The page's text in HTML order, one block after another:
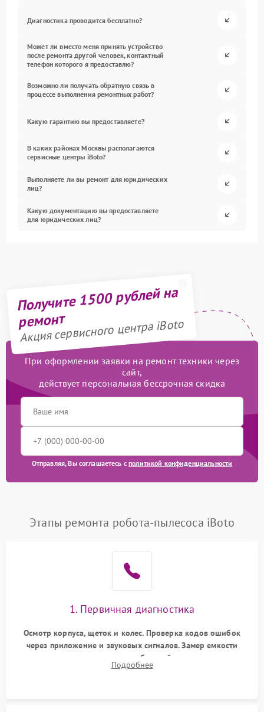
Диагностика проводится бесплатно?
Может ли вместо меня принять устройство
после ремонта другой человек, контактный
телефон которого я предоставлю?
Возможно ли получать обратную связь в
процессе выполнения ремонтных работ?
Какую гарантию вы предоставляете?
В каких районах Москвы располагаются
сервисные центры iBoto?
Выполняете ли вы ремонт для юридических
лиц?
Какую документацию вы предоставляете
для юридических лиц?
Получите 1500 рублей на
ремонт
Акция сервисного центра iBoto
При оформлении заявки на ремонт техники через
сайт,
действует персональная бессрочная скидка
Отправляя, Вы соглашаетесь сполитикой конфиденциальности
Этапы ремонта робота-пылесоса iBoto
1. Первичная диагностика
Осмотр корпуса, щеток и колес. Проверка кодов ошибок
через приложение и звуковых сигналов. Замер емкости
аккумулятора и тестирование базовой станции зарядки.
Оценка работы лидара, бампера и датчиков падения для
Подробнее